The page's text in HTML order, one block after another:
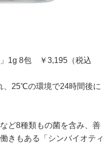
」1g 8包 ￥3,195（税込
、25℃の環境で24時間後に
ど8種類もの菌を含み、善
きもある「シンバイオティ